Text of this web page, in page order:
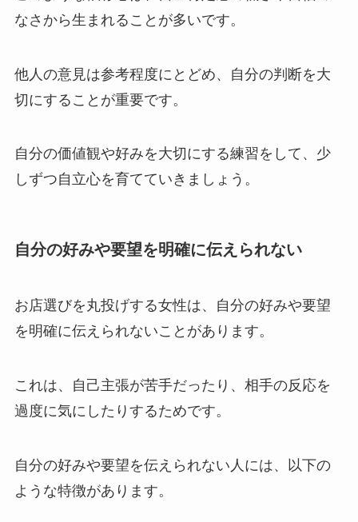
なさから生まれることが多いです。
他人の意見は参考程度にとどめ、自分の判断を大
切にすることが重要です。
自分の価値観や好みを大切にする練習をして、少
しずつ自立心を育てていきましょう。
自分の好みや要望を明確に伝えられない
お店選びを丸投げする女性は、自分の好みや要望
を明確に伝えられないことがあります。
これは、自己主張が苦手だったり、相手の反応を
過度に気にしたりするためです。
自分の好みや要望を伝えられない人には、以下の
ような特徴があります。